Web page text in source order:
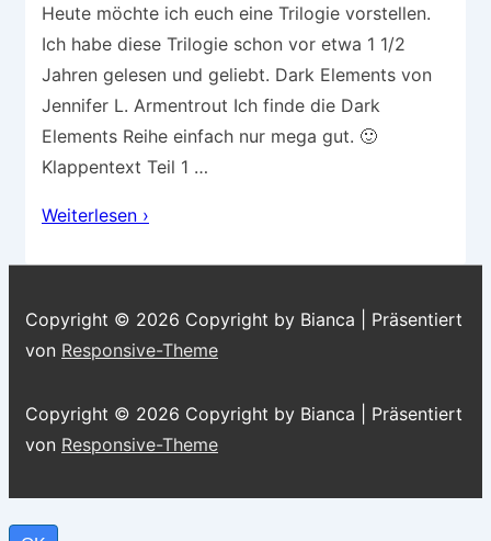
Heute möchte ich euch eine Trilogie vorstellen.
Ich habe diese Trilogie schon vor etwa 1 1/2
Jahren gelesen und geliebt. Dark Elements von
Jennifer L. Armentrout Ich finde die Dark
Elements Reihe einfach nur mega gut. 🙂
Klappentext Teil 1 …
Buchvorstellung
Weiterlesen ›
Copyright © 2026 Copyright by Bianca
| Präsentiert
von Responsive-Theme
Copyright © 2026 Copyright by Bianca
| Präsentiert
von Responsive-Theme